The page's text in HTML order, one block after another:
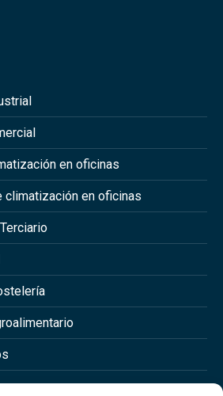
en oficinas
climatización en oficinas